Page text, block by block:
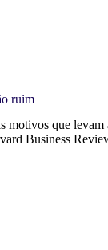
ruim
motivos que
Business